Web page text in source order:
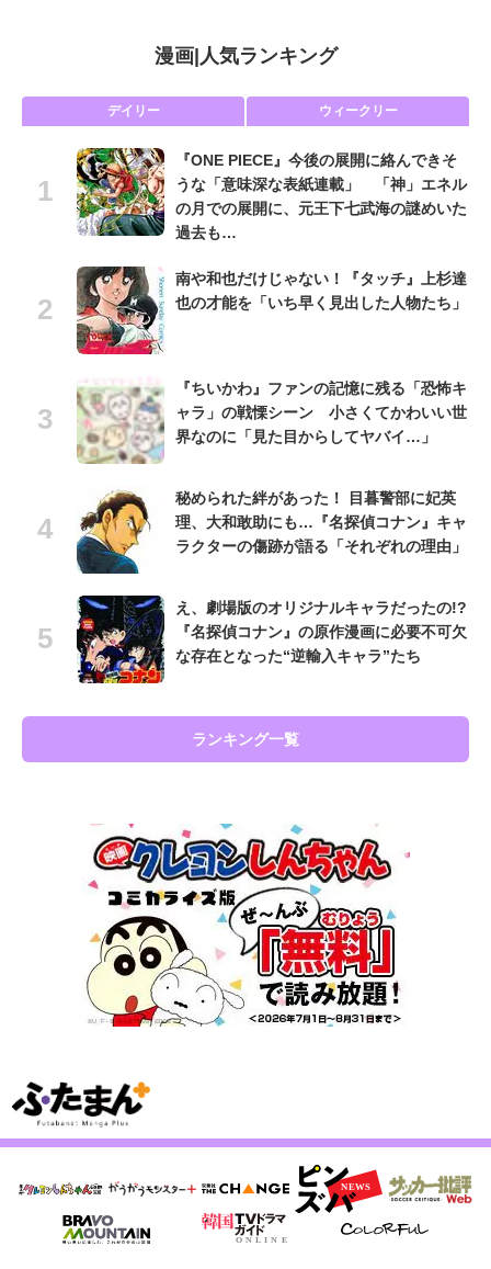
漫画| 人気ランキング
デイリー ウィークリー
『ONE PIECE』今後の展開に絡んできそ
うな「意味深な表紙連載」 「神」エネル
の月での展開に、元王下七武海の謎めいた
過去も…
南や和也だけじゃない！『タッチ』上杉達
也の才能を「いち早く見出した人物たち」
『ちいかわ』ファンの記憶に残る「恐怖キ
ャラ」の戦慄シーン 小さくてかわいい世
界なのに「見た目からしてヤバイ…」
秘められた絆があった！ 目暮警部に妃英
理、大和敢助にも…『名探偵コナン』キャ
ラクターの傷跡が語る「それぞれの理由」
え、劇場版のオリジナルキャラだったの!?
『名探偵コナン』の原作漫画に必要不可欠
な存在となった“逆輸入キャラ”たち
ランキング一覧